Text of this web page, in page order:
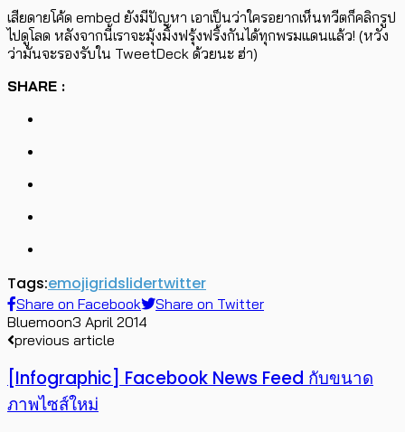
เสียดายโค้ด embed ยังมีปัญหา เอาเป็นว่าใครอยากเห็นทวีตก็คลิกรูป
ไปดูโลด หลังจากนี้เราจะมุ้งมิ้งฟรุ้งฟริ้งกันได้ทุกพรมแดนแล้ว! (หวัง
ว่ามันจะรองรับใน TweetDeck ด้วยนะ ฮ่า)
SHARE :
Tags:emojigridslidertwitter
Share on Facebook
Share on Twitter
Bluemoon3 April 2014
previous article
[Infographic] Facebook News Feed กับขนาด
ภาพไซส์ใหม่